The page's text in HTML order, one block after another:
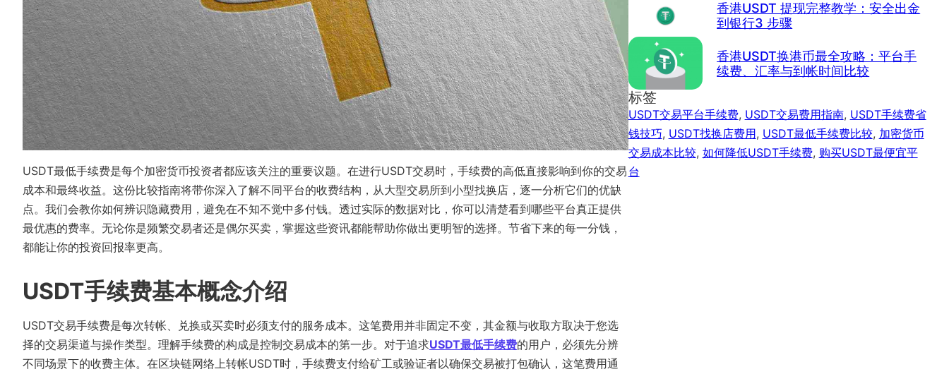
USDT最低手续费是每个加密货币投资者都应该关注的重要议题。在进行USDT交易时，手续费的高低直接影响到你的交易
成本和最终收益。这份比较指南将带你深入了解不同平台的收费结构，从大型交易所到小型找换店，逐一分析它们的优缺
点。我们会教你如何辨识隐藏费用，避免在不知不觉中多付钱。透过实际的数据对比，你可以清楚看到哪些平台真正提供
最优惠的费率。无论你是频繁交易者还是偶尔买卖，掌握这些资讯都能帮助你做出更明智的选择。节省下来的每一分钱，
都能让你的投资回报率更高。
USDT手续费基本概念介绍
USDT交易手续费是每次转帐、兑换或买卖时必须支付的服务成本。这笔费用并非固定不变，其金额与收取方取决于您选
择的交易渠道与操作类型。理解手续费的构成是控制交易成本的第一步。对于追求USDT最低手续费的用户，必须先分辨
不同场景下的收费主体。在区块链网络上转帐USDT时，手续费支付给矿工或验证者以确保交易被打包确认，这笔费用通
香港USDT 提现完整教学：安全出金
到银行3 步骤
香港USDT换港币最全攻略：平台手
续费、汇率与到帐时间比较
标签
USDT交易平台手续费, USDT交易费用指南, ​​USDT手续费省
钱技巧, USDT找换店费用, USDT最低手续费比较, 加密货币
交易成本比较, 如何降低USDT手续费, 购买USDT最便宜平
台